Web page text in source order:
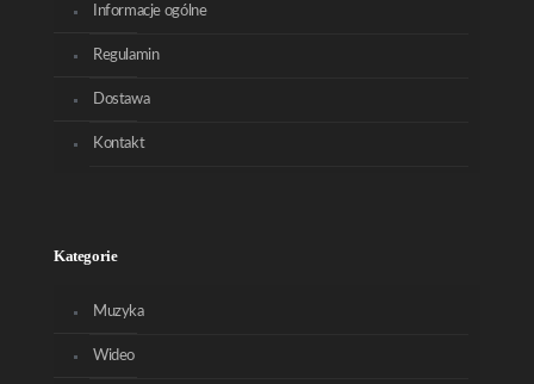
Informacje ogólne
Regulamin
Dostawa
Kontakt
Kategorie
Muzyka
Wideo